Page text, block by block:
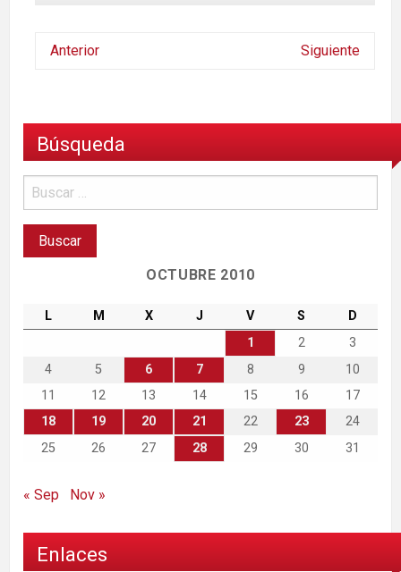
Anterior Siguiente
Búsqueda
OCTUBRE 2010
L M X J V S
D
1
2
3
4
5 6 7 8 9
10
11
12 13 14 15 16
17
18
19 20 21 22 23
24
25
26 27 28 29 30 31
« Sep Nov »
Enlaces